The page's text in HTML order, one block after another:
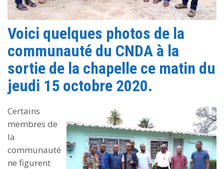
Voici quelques photos de la
communauté du CNDA à la
sortie de la chapelle ce matin du
jeudi 15 octobre 2020.
Certains
membres de
la
communauté
ne figurent